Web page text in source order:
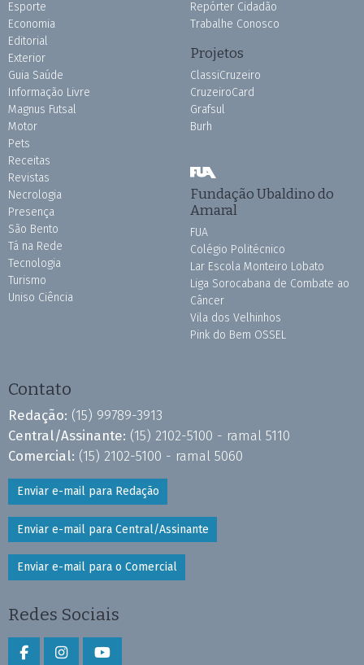
Esporte
Economia
Editorial
Exterior
Guia Saúde
Informação Livre
Magnus Futsal
Motor
Pets
Receitas
Revistas
Necrologia
Presença
São Bento
Tá na Rede
Tecnologia
Turismo
Uniso Ciência
Repórter Cidadão
Trabalhe Conosco
Projetos
ClassiCruzeiro
CruzeiroCard
Grafsul
Burh
Fundação Ubaldino do
Amaral
FUA
Colégio Politécnico
Lar Escola Monteiro Lobato
Liga Sorocabana de Combate ao
Câncer
Vila dos Velhinhos
Pink do Bem OSSEL
Contato
Redação: (15) 99789-3913
Central/Assinante: (15) 2102-5100 - ramal 5110
Comercial: (15) 2102-5100 - ramal 5060
Enviar e-mail para Redação
Enviar e-mail para Central/Assinante
Enviar e-mail para o Comercial
Redes Sociais